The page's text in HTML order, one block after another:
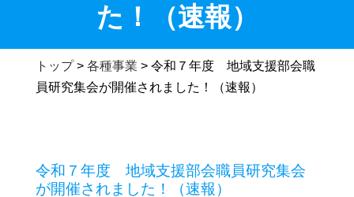
た！（速報）
トップ> 各種事業 > 令和７年度 地域支援部会職
員研究集会が開催されました！（速報）
令和７年度 地域支援部会職員研究集会
が開催されました！（速報）